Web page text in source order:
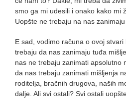
smo ga mi udesili i onako kako mi
Uopšte ne trebaju na nas
E sad, vodimo računa o ovoj
trebaju da nas zanimaju tuđa
nas ne trebaju zanimati apsolutno
da nas trebaju zanimati mišljenja
roditelja, bračnih drugova, naših
dalje. Ali svi ostali? Svi ostali